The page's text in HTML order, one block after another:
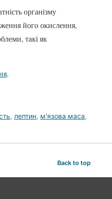
організму
його окислення,
такі як
.
, лептин, м'язова маса,
Back to top